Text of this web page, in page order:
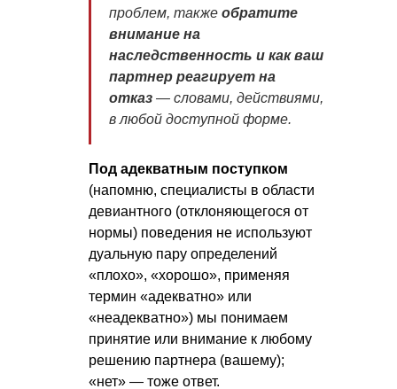
проблем, также обратите
внимание на
наследственность и как ваш
партнер реагирует на
отказ — словами, действиями,
в любой доступной форме.
Под адекватным поступком
(напомню, специалисты в области
девиантного (отклоняющегося от
нормы) поведения не используют
дуальную пару определений
«плохо», «хорошо», применяя
термин «адекватно» или
«неадекватно») мы понимаем
принятие или внимание к любому
решению партнера (вашему);
«нет» — тоже ответ.